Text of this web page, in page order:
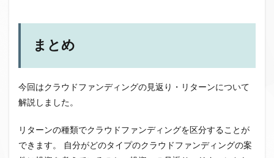
まとめ
今回はクラウドファンディングの見返り・リターンについて
解説しました。
リターンの種類でクラウドファンディングを区分することが
できます。 自分がどのタイプのクラウドファンディングの案